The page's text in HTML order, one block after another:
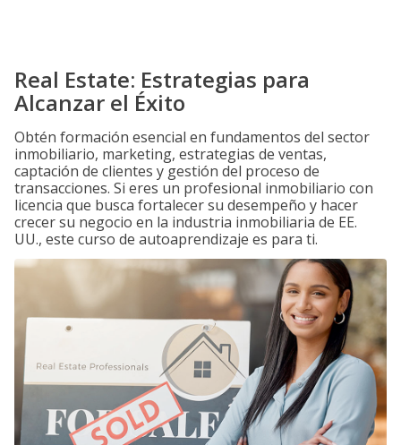
Real Estate: Estrategias para
Alcanzar el Éxito
Obtén formación esencial en fundamentos del sector
inmobiliario, marketing, estrategias de ventas,
captación de clientes y gestión del proceso de
transacciones. Si eres un profesional inmobiliario con
licencia que busca fortalecer su desempeño y hacer
crecer su negocio en la industria inmobiliaria de EE.
UU., este curso de autoaprendizaje es para ti.